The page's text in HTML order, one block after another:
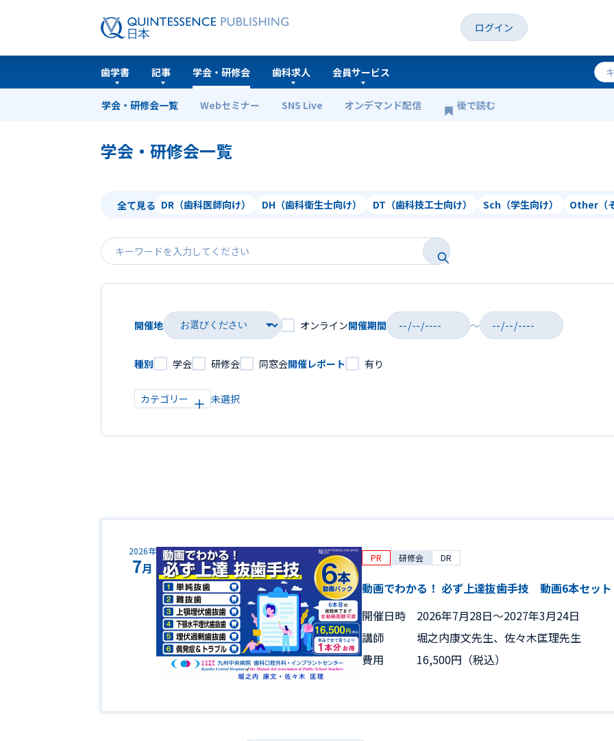
ログイン
歯学書 記事 学会・研修会
学会・研修会一覧 Webセミナー SNS Live オンデマンド配信 後で読む
歯科求人 会員サービス
ホーム 学会・研修会一覧
学会・研修会一覧
全て見る DR（歯科医師向け） DH（歯科衛生士向け） DT（歯科技工士向け） Sch（学生向け） Other（
開催地 オンライン開催期間 ～
種別 学会 研修会 同窓会開催レポート 有り
カテゴリー
2026年
7月
PR 研修会 DR
動画でわかる！ 必ず上達抜歯手技 動画6本セット
開催日時
2026年7月28日〜2027年3月24日
講師
堀之内康文先生、佐々木匡理先生
費用
16,500円（税込）